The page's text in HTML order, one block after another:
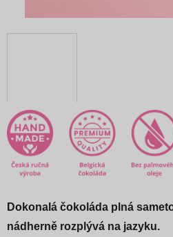
Dokonalá čokoláda plná
nádherně rozplývá na jazyku.